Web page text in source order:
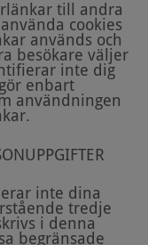
till andra
cookies
används och
besökare väljer
inte dig
enbart
användningen
inte dina
tredje
i denna
begränsade